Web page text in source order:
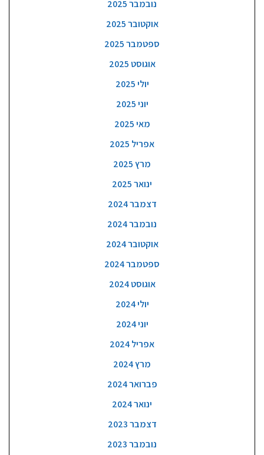
נובמבר 2025
אוקטובר 2025
ספטמבר 2025
אוגוסט 2025
יולי 2025
יוני 2025
מאי 2025
אפריל 2025
מרץ 2025
ינואר 2025
דצמבר 2024
נובמבר 2024
אוקטובר 2024
ספטמבר 2024
אוגוסט 2024
יולי 2024
יוני 2024
אפריל 2024
מרץ 2024
פברואר 2024
ינואר 2024
דצמבר 2023
נובמבר 2023